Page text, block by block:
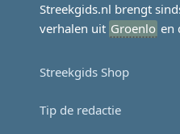
Streekgids.nl brengt
verhalen uit Groenlo en
Streekgids Shop
Tip de redactie